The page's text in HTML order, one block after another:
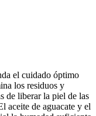
el cuidado óptimo
los residuos y
de liberar la piel de las
aceite de aguacate y el